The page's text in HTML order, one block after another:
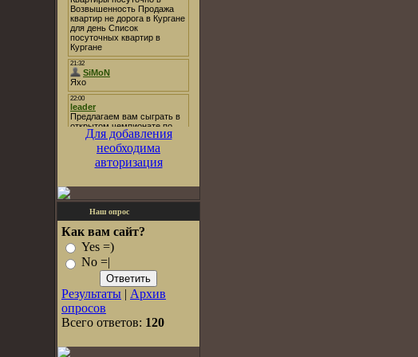
Для добавления
необходима
авторизация
Наш опрос
Как вам сайт?
Yes =)
No =|
Результаты | Архив
опросов
Всего ответов: 120